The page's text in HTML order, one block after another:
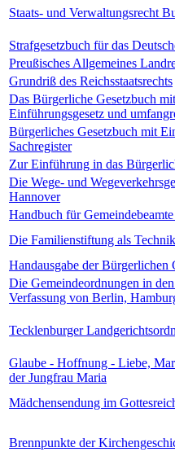
Staats- und Verwaltungsrecht
Strafgesetzbuch für das
Preußisches Allgemeines
Grundriß des Reichsstaatsrechts
Das Bürgerliche Gesetzbuch
Einführungsgesetz und
Bürgerliches Gesetzbuch mit
Sachregister
Zur Einführung in das
Die Wege- und
Hannover
Handbuch für
Die Familienstiftung als
Handausgabe der Bürgerlichen
Die Gemeindeordnungen in
Verfassung von Berlin,
Tecklenburger
Glaube - Hoffnung - Liebe,
der Jungfrau Maria
Mädchensendung im
Brennpunkte der